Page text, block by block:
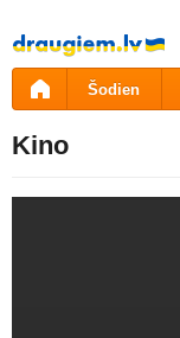
Pāriet
uz
saturu
Šodien
Kino